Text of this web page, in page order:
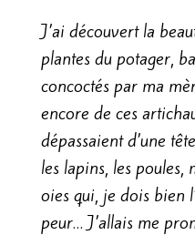
J’ai découvert la
plantes du potager,
concoctés par ma
encore de ces
dépassaient d’une
les lapins, les poules,
oies qui, je dois bien
peur… J’allais me